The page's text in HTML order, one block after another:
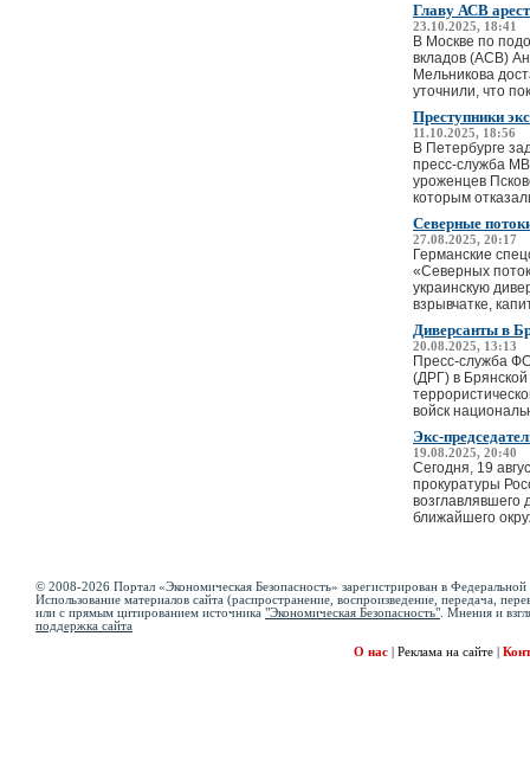
Главу АСВ
23.10.2025, 18:41
В Москве по
вкладов (АСВ)
Мельникова
уточнили, что
Преступники
11.10.2025, 18:56
В Петербурге
пресс-служба
уроженцев
которым
Северные
27.08.2025, 20:17
Германские
«Северных
украинскую
взрывчатке,
Диверсанты в
20.08.2025, 13:13
Пресс-служба
(ДРГ) в
войск
Экс-
19.08.2025, 20:40
Сегодня, 19
прокуратуры
возглавлявшего
ближайшего
© 2008-2026 Портал «Экономическая Безопасность» зарегистрирован в
Использование материалов сайта (распространение, воспроизведение, передача,
или с прямым цитированием источника "Экономическая Безопасность" . Мнения и
поддержка сайта
О нас
Реклама на сайте